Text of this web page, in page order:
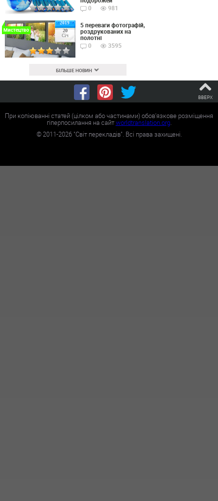
0
981
2019
20
Січ
Мистецтво
5 переваги фотографій,
роздрукованих на
полотні
0
3595
БІЛЬШЕ НОВИН
ВВЕРХ
При копіюванні статей (цілком або частинами) обов'язкове розміщення
гіперпосилання на сайтworldtranslation.org.
©2011-2026"Світ перекладів". Всі права захищені.